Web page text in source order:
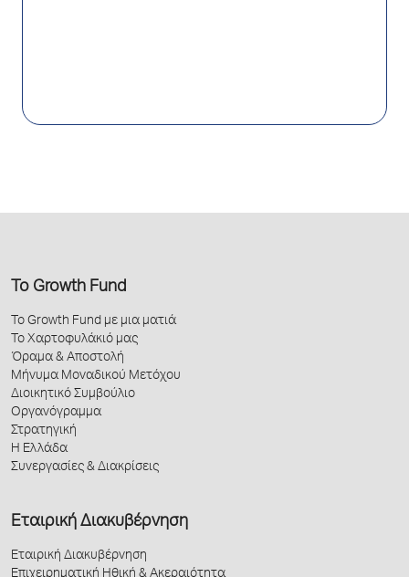
Το Growth Fund
Το Growth Fund με μια ματιά
Το Χαρτοφυλάκιό μας
Όραμα & Αποστολή
Μήνυμα Μοναδικού Μετόχου
Διοικητικό Συμβούλιο
Οργανόγραμμα
Στρατηγική
Η Ελλάδα
Συνεργασίες & Διακρίσεις
Εταιρική Διακυβέρνηση
Εταιρική Διακυβέρνηση